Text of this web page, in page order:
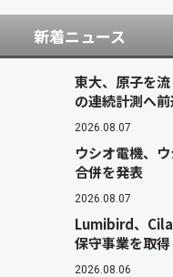
新着ニュース
東大、原子を
の連続計測へ
2026.08.07
ウシオ電機、
合併を発表
2026.08.07
Lumibird、
保守事業を取得
2026.08.06